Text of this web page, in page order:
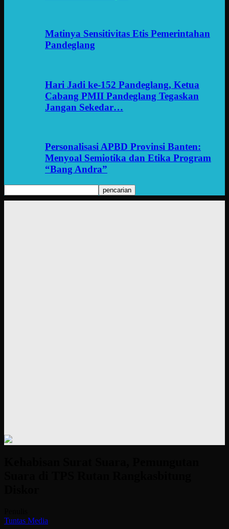
Matinya Sensitivitas Etis Pemerintahan
Pandeglang
Hari Jadi ke-152 Pandeglang, Ketua
Cabang PMII Pandeglang Tegaskan
Jangan Sekedar…
Personalisasi APBD Provinsi Banten:
Menyoal Semiotika dan Etika Program
“Bang Andra”
Tuntas Media